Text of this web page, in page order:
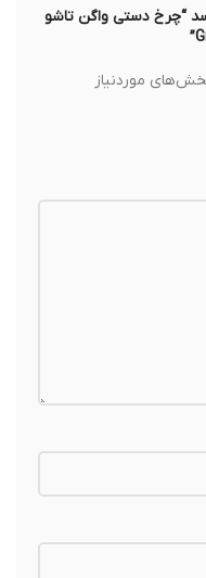
دستی واگن تاشو
موردنیاز